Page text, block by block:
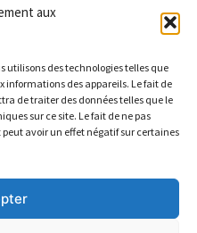
aux
utilisons des technologies telles que
informations des appareils. Le fait de
de traiter des données telles que le
sur ce site. Le fait de ne pas
avoir un effet négatif sur certaines
Abonnez-vous